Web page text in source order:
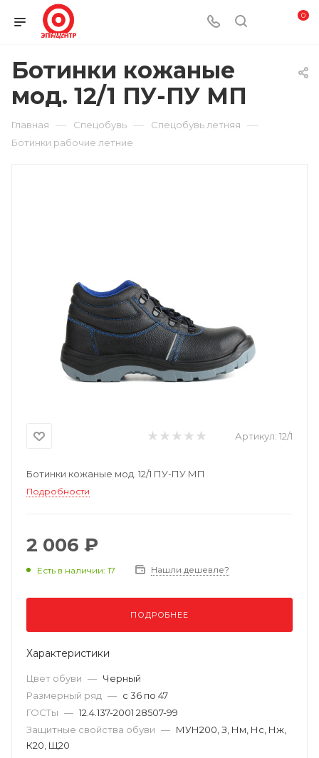
0
Ботинки кожаные
мод. 12/1 ПУ-ПУ МП
Главная — Спецобувь — Спецобувь летняя —
Ботинки рабочие летние
Артикул: 12/1
Ботинки кожаные мод. 12/1 ПУ-ПУ МП
Подробности
2 006 ₽
Есть в наличии: 17 Нашли дешевле?
ПОДРОБНЕЕ
Характеристики
Цвет обуви — Черный
Размерный ряд — с 36 по 47
ГОСТы — 12.4.137-2001 28507-99
Защитные свойства обуви — МУН200, З, Нм, Нс, Нж,
К20, Щ20